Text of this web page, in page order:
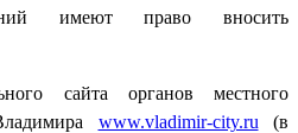
имеют право вносить
сайта органов местного
www.vladimir-city.ru (в